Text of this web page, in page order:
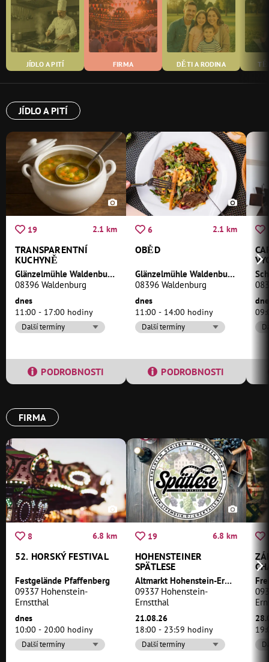
JÍDLO A PITÍ FIRMA DĚTI A RODINA
JÍDLO A PITÍ
19 2.1 km
TRANSPARENTNÍ
KUCHYNĚ
Glänzelmühle Waldenburg
08396 Waldenburg
dnes
11:00 - 17:00 hodiny
Další termíny
PODROBNOSTI
6 2.1 km
OBĚD
Glänzelmühle Waldenburg
08396 Waldenburg
dnes
11:00 - 14:00 hodiny
Další termíny
PODROBNOSTI
FIRMA
8 6.8 km
52. HORSKÝ FESTIVAL
Festgelände Pfaffenberg
09337 Hohenstein-
Ernstthal
dnes
10:00 - 20:00 hodiny
Další termíny
19 6.8 km
HOHENSTEINER
SPÄTLESE
Altmarkt Hohenstein-Ernstthal
09337 Hohenstein-
Ernstthal
21.08.26
18:00 - 23:59 hodiny
Další termíny